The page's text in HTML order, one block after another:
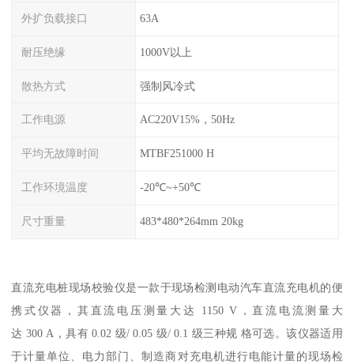
外扩负载接口 63A
耐压绝缘 1000V以上
散热方式 强制风冷式
工作电源 AC220V15%，50Hz
平均无故障时间 MTBF251000 H
工作环境温度 -20℃~+50℃
尺寸重量 483*480*264mm 20kg
直流充电桩现场校验仪是一款于现场检测电动汽车直流充电机的便
携式仪器，其直流电压测量大达 1150 V，直流电流测量大
达 300 A，具有 0.02 级/ 0.05 级/ 0.1 级三种规 格可选。该仪器适用
于计量单位、电力部门、制造商对充电机进行电能计量的现场检